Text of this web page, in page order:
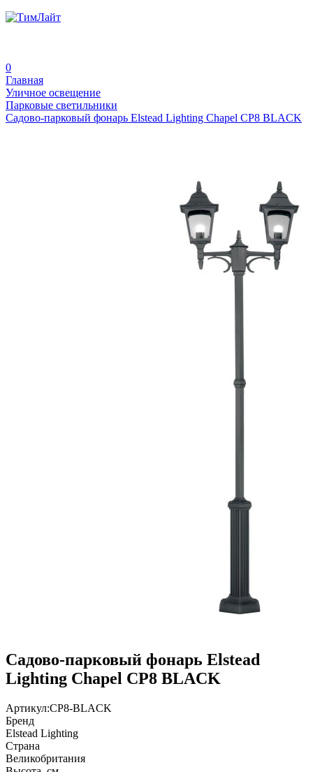
0
Главная
Уличное освещение
Парковые светильники
Садово-парковый фонарь Elstead Lighting Chapel CP8 BLACK
Садово-парковый фонарь Elstead
Lighting Chapel CP8 BLACK
Артикул:CP8-BLACK
Бренд
Elstead Lighting
Страна
Великобритания